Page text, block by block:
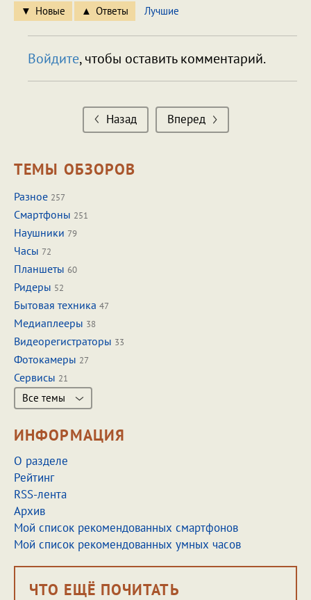
Новые Ответы Лучшие
Войдите, чтобы оставить комментарий.
Назад Вперед
ТЕМЫ ОБЗОРОВ
Разное 257
Смартфоны 251
Наушники 79
Часы 72
Планшеты 60
Ридеры 52
Бытовая техника 47
Медиаплееры 38
Видеорегистраторы 33
Фотокамеры 27
Сервисы 21
Все темы
ИНФОРМАЦИЯ
О разделе
Рейтинг
RSS-лента
Архив
Мой список рекомендованных смартфонов
Мой список рекомендованных умных часов
ЧТО ЕЩЁ ПОЧИТАТЬ